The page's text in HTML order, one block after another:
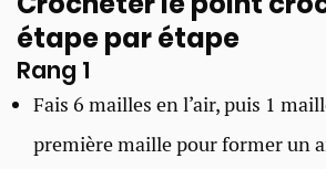
étape par étape
Rang 1
Fais 6 mailles en l’air, puis 1
première maille pour former un